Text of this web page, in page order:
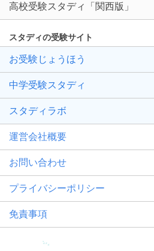
高校受験スタディ「関西版」
スタディの受験サイト
お受験じょうほう
中学受験スタディ
スタディラボ
運営会社概要
お問い合わせ
プライバシーポリシー
免責事項